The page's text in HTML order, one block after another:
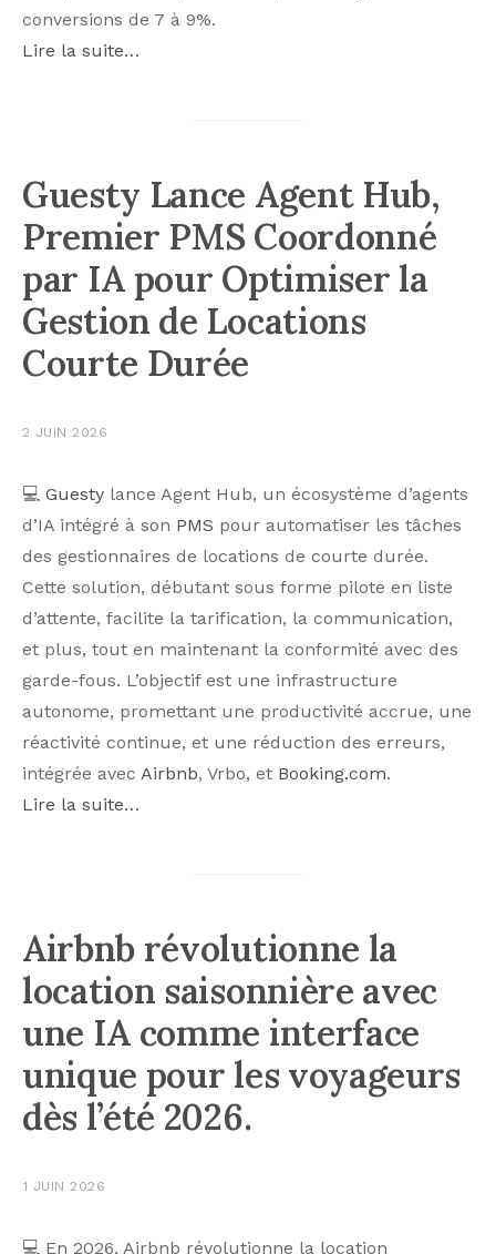
conversions de 7 à 9%.
Lire la suite…
Guesty Lance Agent Hub,
Premier PMS Coordonné
par IA pour Optimiser la
Gestion de Locations
Courte Durée
2 JUIN 2026
💻 Guesty lance Agent Hub, un écosystème d’agents
d’IA intégré à son PMS pour automatiser les tâches
des gestionnaires de locations de courte durée.
Cette solution, débutant sous forme pilote en liste
d’attente, facilite la tarification, la communication,
et plus, tout en maintenant la conformité avec des
garde-fous. L’objectif est une infrastructure
autonome, promettant une productivité accrue, une
réactivité continue, et une réduction des erreurs,
intégrée avec Airbnb, Vrbo, et Booking.com.
Lire la suite…
Airbnb révolutionne la
location saisonnière avec
une IA comme interface
unique pour les voyageurs
dès l’été 2026.
1 JUIN 2026
💻 En 2026, Airbnb révolutionne la location